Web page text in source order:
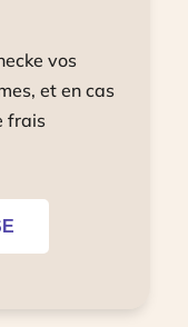
vos
et en cas
frais